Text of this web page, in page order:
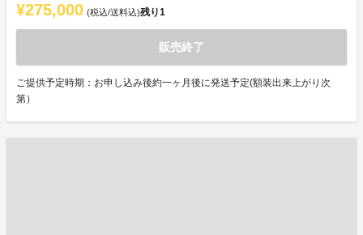
¥275,000 (税込/送料込)残り1
販売終了
ご提供予定時期：お申し込み後約一ヶ月後に発送予定(額装出来上がり次
第）